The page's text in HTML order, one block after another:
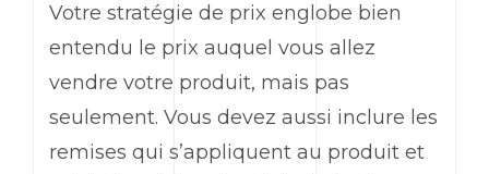
Votre stratégie de prix englobe bien
entendu le prix auquel vous allez
vendre votre produit, mais pas
seulement. Vous devez aussi inclure les
remises qui s’appliquent au produit et